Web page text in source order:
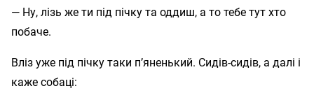
— Ну, лізь же ти під пічку та оддиш, а то тебе тут хто
побаче.
Вліз уже під пічку таки п’яненький. Сидів-сидів, а далі і
каже собаці: